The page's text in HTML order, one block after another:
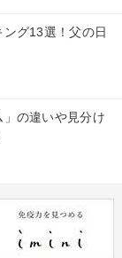
グ13選！父の日
」の違いや見分け